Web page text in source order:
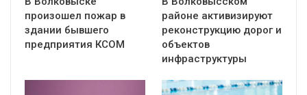
произошел пожар в
здании бывшего
предприятия КСОМ
районе активизируют
реконструкцию дорог и
объектов
инфраструктуры